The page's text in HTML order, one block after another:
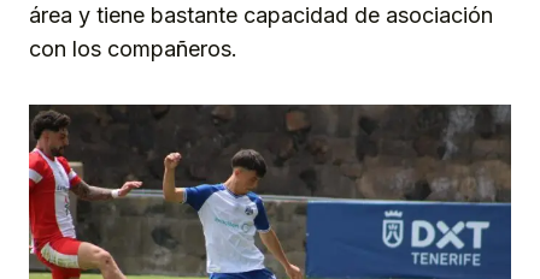
área y tiene bastante capacidad de asociación
con los compañeros.